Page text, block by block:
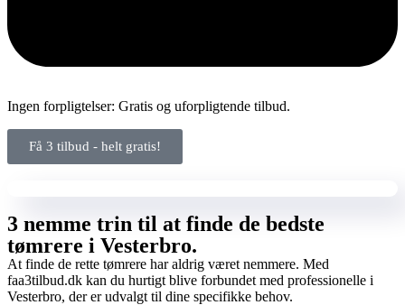
Ingen forpligtelser: Gratis og uforpligtende tilbud.
Få 3 tilbud - helt gratis!
3 nemme trin til at finde de bedste
tømrere i Vesterbro.
At finde de rette tømrere har aldrig været nemmere. Med
faa3tilbud.dk kan du hurtigt blive forbundet med professionelle i
Vesterbro, der er udvalgt til dine specifikke behov.